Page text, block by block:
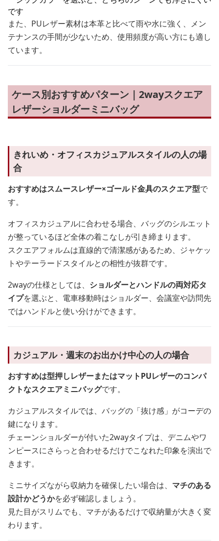
です
また、PUレザー素材は本革と比べて雨や水に強く、メン
テナンスの手間が少ないため、使用頻度が高い方にも適し
ています。
ケース別おすすめパターン｜2wayスクエア
レザーショルダーミニバッグ
きれいめ・オフィスカジュアルスタイルの人の場
合
おすすめはスムースレザー×ゴールド金具のスクエア型で
す。
オフィスカジュアルに合わせる場合、バッグのシルエット
が整っているほど全体の着こなしが引き締まります。
スクエアフォルムは直線的で清潔感があるため、ジャケッ
トやテーラードスタイルとの相性が抜群です。
2wayの仕様としては、 ショルダーとハンドルの両対応タ
イプを選ぶと、電車移動時はショルダー、会議室や訪問先
ではハンドルと使い分けができます。
カジュアル・週末のお出かけ中心の人の場合
おすすめは型押しレザーまたはマットPUレザーのコンパ
クトなスクエアミニバッグです。
カジュアルスタイルでは、バッグの「抜け感」がコーデの
鍵になります。
チェーンショルダーが付いた2wayタイプは、デニムやワ
ンピースにさらっと合わせるだけでこなれた印象を演出で
きます。
ミニサイズながら収納力を確保したい場合は、 マチのある
設計かどうかを必ず確認しましょう。
見た目がスリムでも、マチがあるだけで収納量が大きく変
わります。